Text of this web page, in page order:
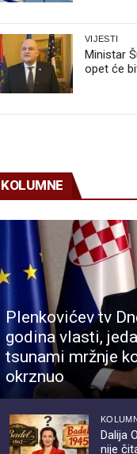
VIJESTI
Ministar
opet će
KOLUMNE
Plenkovićev tv
godina vlasti,
tsunami mržnje
okrznuo
Dalija
nije